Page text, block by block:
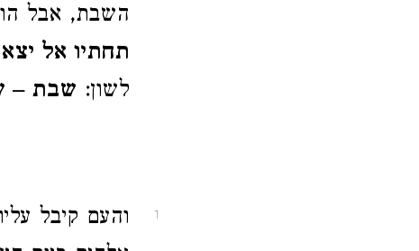
השבת, אבל
תחתיו אל
לשון: שבת –
1 והעם קיבל